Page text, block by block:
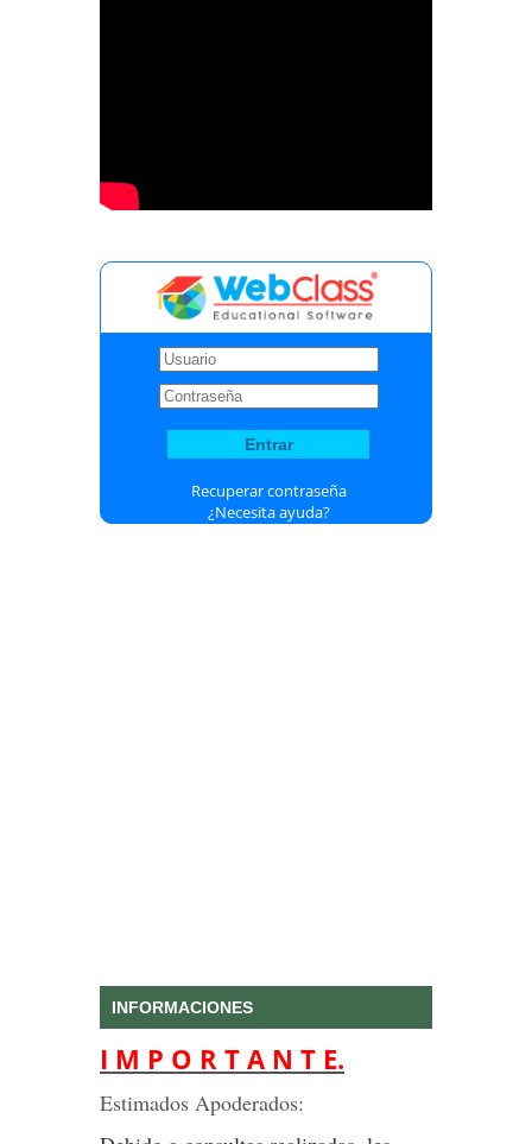
Recuperar contraseña
¿Necesita ayuda?
INFORMACIONES
I M P O R T A N T E.
Estimados Apoderados: